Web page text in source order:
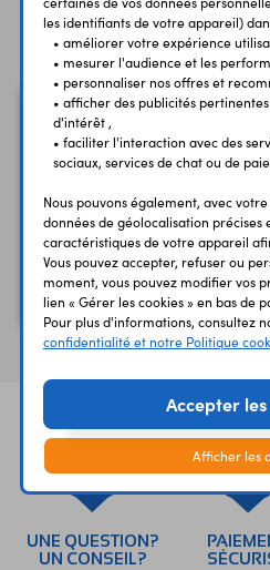
Vous avez
Pic-fil noir 6003N
UNE QUESTION?
UN CONSEIL?
les identifiants de votre appareil)
• améliorer votre expérience
• mesurer l'audience et les
• personnaliser nos offres et
• afficher des publicités
d'intérêt ,
• faciliter l'interaction avec des
sociaux, services de chat ou de
Nous pouvons également, avec
données de géolocalisation précises
caractéristiques de votre appareil
Vous pouvez accepter, refuser ou
moment, vous pouvez modifier vos
lien « Gérer les cookies » en bas de
Pour plus d'informations, consultez
confidentialité et notre Politique
Accepter les
Afficher les